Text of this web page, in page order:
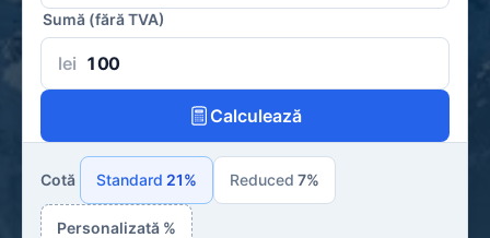
Sumă (fără TVA)
lei
Calculează
Cotă Standard 21% Reduced 7%
Personalizată %